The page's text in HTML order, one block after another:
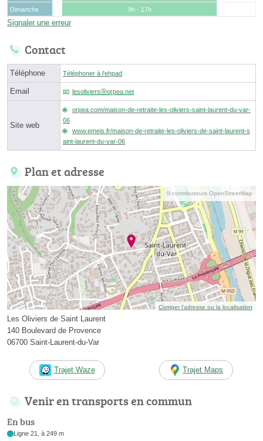
Dimanche
9h - 17h
Signaler une erreur
Contact
Téléphone Téléphoner à l'ehpad
Email lesoliviersⓐorpea.net
Site web
orpea.com/maison-de-retraite-les-oliviers-saint-laurent-du-var-
06
www.emeis.fr/maison-de-retraite-les-oliviers-de-saint-laurent-s
aint-laurent-du-var-06
Plan et adresse
© contributeurs OpenStreetMap
Corriger l’adresse ou la localisation
Les Oliviers de Saint Laurent
140 Boulevard de Provence
06700 Saint-Laurent-du-Var
Trajet Waze Trajet Maps
Venir en transports en commun
En bus
Ligne 21, à 249 m